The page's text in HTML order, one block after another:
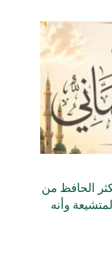
الحافظ من
وأنه